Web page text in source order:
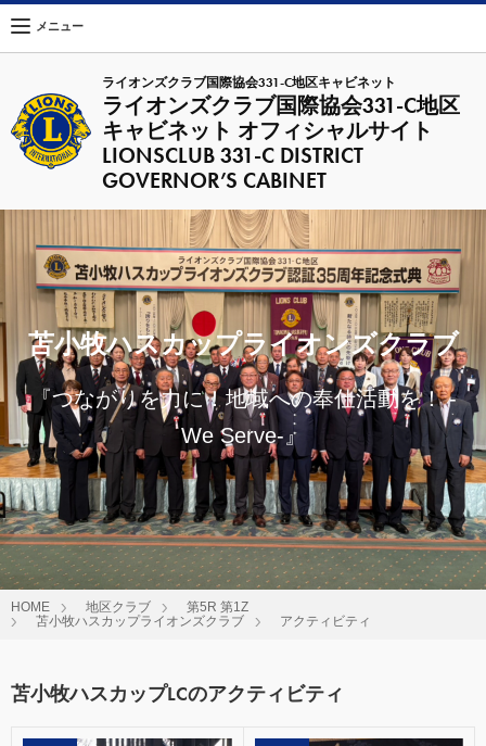
ライオンズクラブ国際協会331-C地区キャビネット
ライオンズクラブ国際協会331-C地区
キャビネット オフィシャルサイト
LIONSCLUB 331-C DISTRICT
GOVERNOR’S CABINET
メニュー
苫小牧ハスカップライオンズクラブ
『つながりを力に！地域への奉仕活動を！ -
We Serve-』
HOME 地区クラブ
第5R 第1Z
苫小牧ハスカップライオンズクラブ
アクティビティ
苫小牧ハスカップLCのアクティビティ